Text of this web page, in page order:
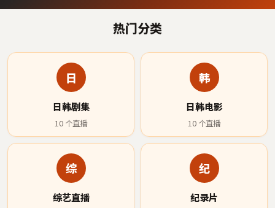
热门分类
日
日韩剧集
10 个直播
韩
日韩电影
10 个直播
综
综艺直播
纪
纪录片